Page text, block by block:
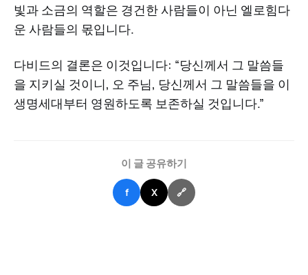
빛과 소금의 역할은 경건한 사람들이 아닌 엘로힘다
운 사람들의 몫입니다.
다비드의 결론은 이것입니다: “당신께서 그 말씀들
을 지키실 것이니, 오 주님, 당신께서 그 말씀들을 이
생명세대부터 영원하도록 보존하실 것입니다.”
이 글 공유하기
f X 🔗